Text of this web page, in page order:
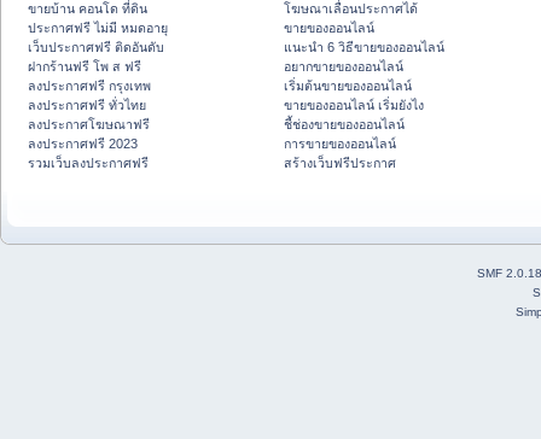
ขายบ้าน คอนโด ที่ดิน
ประกาศฟรี ไม่มี หมดอายุ
เว็บประกาศฟรี ติดอันดับ
ฝากร้านฟรี โพ ส ฟรี
ลงประกาศฟรี กรุงเทพ
ลงประกาศฟรี ทั่วไทย
ลงประกาศโฆษณาฟรี
ลงประกาศฟรี 2023
รวมเว็บลงประกาศฟรี
โฆษณาเลื่อนประกาศได้
ขายของออนไลน์
แนะนำ 6 วิธีขายของออนไลน์
อยากขายของออนไลน์
เริ่มต้นขายของออนไลน์
ขายของออนไลน์ เริ่มยังไง
ชี้ช่องขายของออนไลน์
การขายของออนไลน์
สร้างเว็บฟรีประกาศ
SMF 2.0.18